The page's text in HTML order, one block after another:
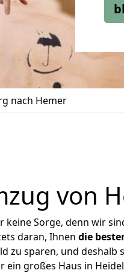
nach Hemer
von
Sorge, denn wir
daran, Ihnen die
zu sparen, und
ein großes Haus in